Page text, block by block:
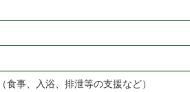
事、入浴、排泄等の支援など）